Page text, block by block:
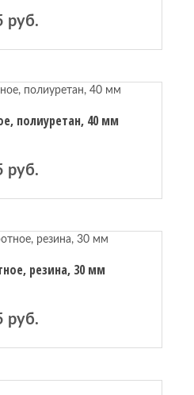
руб.
полиуретан, 40 мм
руб.
резина, 30 мм
руб.